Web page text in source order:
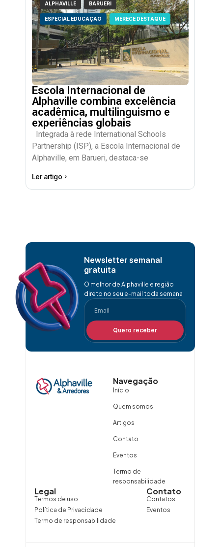
ALPHAVILLE BARUERI
ESPECIAL EDUCAÇÃO MERECE DESTAQUE
Escola Internacional de
Alphaville combina excelência
acadêmica, multilinguismo e
experiências globais
Integrada à rede International Schools
Partnership (ISP), a Escola Internacional de
Alphaville, em Barueri, destaca-se
Ler artigo
Newsletter semanal
gratuita
O melhor de Alphaville e região
direto no seu e-mail toda semana
Quero receber
Navegação
Início
Quem somos
Artigos
Contato
Eventos
Termo de
responsabilidade
Contato
Contatos
Eventos
Legal
Termos de uso
Política de Privacidade
Termo de responsabilidade